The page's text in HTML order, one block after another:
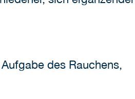
des Rauchens,